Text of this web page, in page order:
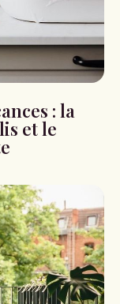
: la
et le